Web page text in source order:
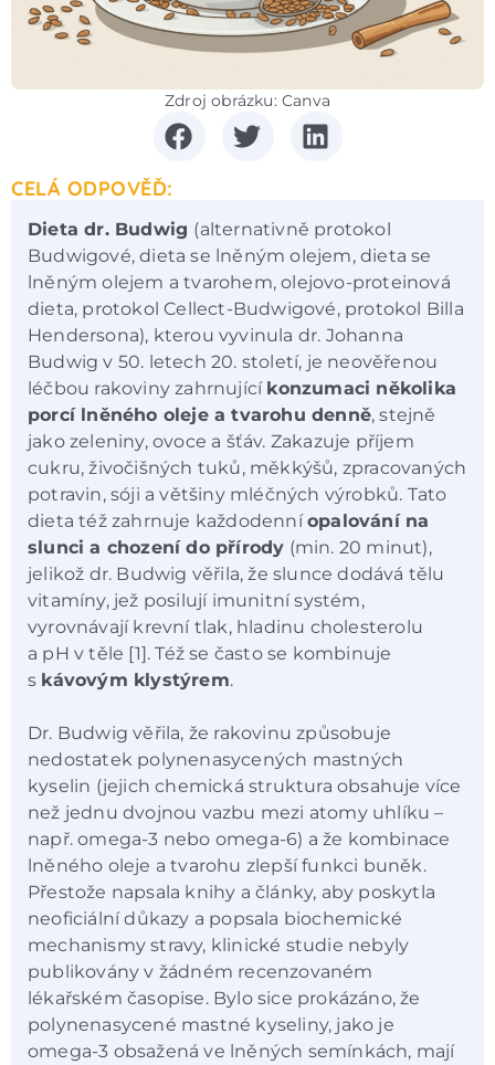
Zdroj obrázku: Canva
CELÁ ODPOVĚĎ:
Dieta dr. Budwig (alternativně protokol
Budwigové, dieta se lněným olejem, dieta se
lněným olejem a tvarohem, olejovo-proteinová
dieta, protokol Cellect-Budwigové, protokol Billa
Hendersona), kterou vyvinula dr. Johanna
Budwig v 50. letech 20. století, je neověřenou
léčbou rakoviny zahrnující konzumaci několika
porcí lněného oleje a tvarohu denně, stejně
jako zeleniny, ovoce a šťáv. Zakazuje příjem
cukru, živočišných tuků, měkkýšů, zpracovaných
potravin, sóji a většiny mléčných výrobků. Tato
dieta též zahrnuje každodenníopalování na
slunci a chození do přírody (min. 20 minut),
jelikož dr. Budwig věřila, že slunce dodává tělu
vitamíny, jež posilují imunitní systém,
vyrovnávají krevní tlak, hladinu cholesterolu
a pH v těle [1]. Též se často se kombinuje
s kávovým klystýrem.
Dr. Budwig věřila, že rakovinu způsobuje
nedostatek polynenasycených mastných
kyselin (jejich chemická struktura obsahuje více
než jednu dvojnou vazbu mezi atomy uhlíku –
např. omega-3 nebo omega-6) a že kombinace
lněného oleje a tvarohu zlepší funkci buněk.
Přestože napsala knihy a články, aby poskytla
neoficiální důkazy a popsala biochemické
mechanismy stravy, klinické studie nebyly
publikovány v žádném recenzovaném
lékařském časopise. Bylo sice prokázáno, že
polynenasycené mastné kyseliny, jako je
omega-3 obsažená ve lněných semínkách, mají